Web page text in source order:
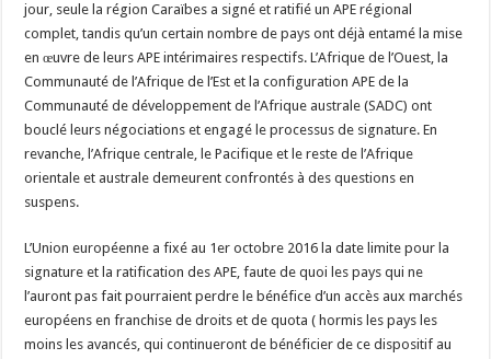
jour, seule la région Caraïbes a signé et ratifié un APE régional
complet, tandis qu’un certain nombre de pays ont déjà entamé la mise
en œuvre de leurs APE intérimaires respectifs. L’Afrique de l’Ouest, la
Communauté de l’Afrique de l’Est et la configuration APE de la
Communauté de développement de l’Afrique australe (SADC) ont
bouclé leurs négociations et engagé le processus de signature. En
revanche, l’Afrique centrale, le Pacifique et le reste de l’Afrique
orientale et australe demeurent confrontés à des questions en
suspens.
L’Union européenne a fixé au 1er octobre 2016 la date limite pour la
signature et la ratification des APE, faute de quoi les pays qui ne
l’auront pas fait pourraient perdre le bénéfice d’un accès aux marchés
européens en franchise de droits et de quota ( hormis les pays les
moins les avancés, qui continueront de bénéficier de ce dispositif au